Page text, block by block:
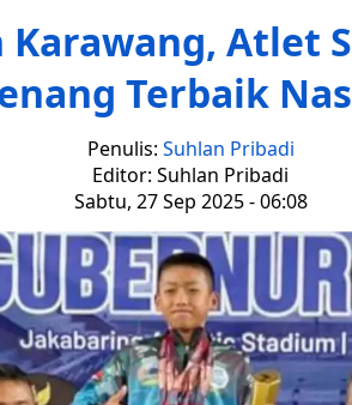
Atlet
Terbaik
Penulis: Suhlan Pribadi
Editor: Suhlan Pribadi
Sabtu, 27 Sep 2025 - 06:08